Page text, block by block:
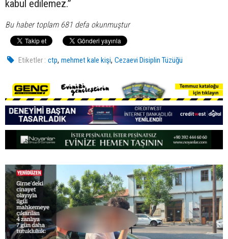
kabul edilemez.”
Bu haber toplam 681 defa okunmuştur
Etiketler : ctp,mehmet kale kişi,Cezaevi Disiplin Tüzüğü